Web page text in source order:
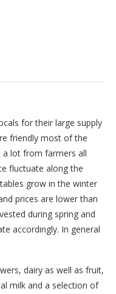
for their large supply
friendly most of the
a lot from farmers all
fluctuate along the
grow in the winter
prices are lower than
during spring and
accordingly. In general
dairy as well as fruit,
milk and a selection of